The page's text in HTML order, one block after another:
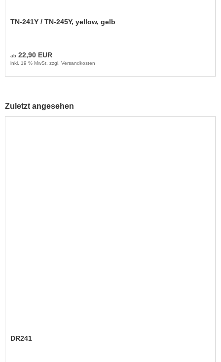
TN-241Y / TN-245Y, yellow, gelb
ab 22,90 EUR
inkl. 19 % MwSt. zzgl. Versandkosten
Zuletzt angesehen
DR241